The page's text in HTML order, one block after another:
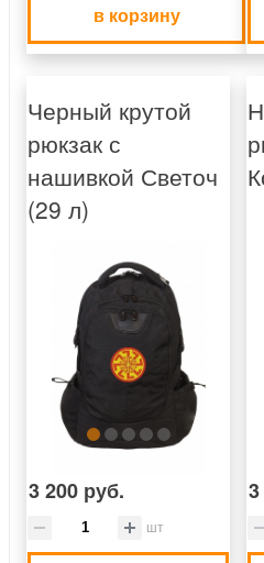
в корзину
Черный крутой
рюкзак с
нашивкой Светоч
(29 л)
3 200 руб.
шт